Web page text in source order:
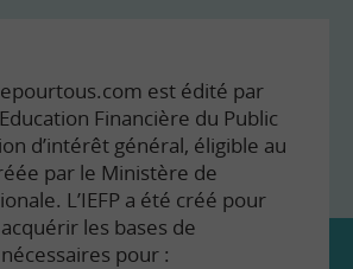
est édité par
Financière du Public
d’intérêt général, éligible au
par le Ministère de
L’IEFP a été créé pour
les bases de
pour :